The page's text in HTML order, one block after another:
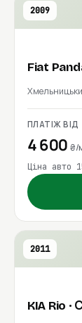
2009
Fiat
ПЛАТІЖ ВІД
4 600₴/
Ціна авто
2011
KIA Rio ·